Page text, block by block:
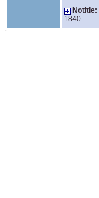
Notitie:
1840